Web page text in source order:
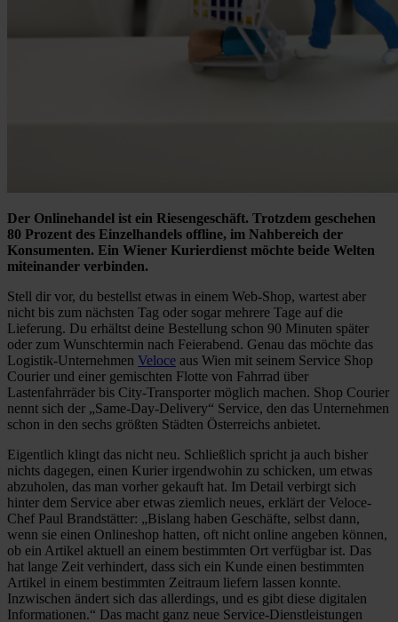
Der Onlinehandel ist ein Riesengeschäft. Trotzdem geschehen
80 Prozent des Einzelhandels offline, im Nahbereich der
Konsumenten. Ein Wiener Kurierdienst möchte beide Welten
miteinander verbinden.
Stell dir vor, du bestellst etwas in einem Web-Shop, wartest aber
nicht bis zum nächsten Tag oder sogar mehrere Tage auf die
Lieferung. Du erhältst deine Bestellung schon 90 Minuten später
oder zum Wunschtermin nach Feierabend. Genau das möchte das
Logistik-Unternehmen Veloce aus Wien mit seinem Service Shop
Courier und einer gemischten Flotte von Fahrrad über
Lastenfahrräder bis City-Transporter möglich machen. Shop Courier
nennt sich der „Same-Day-Delivery“ Service, den das Unternehmen
schon in den sechs größten Städten Österreichs anbietet.
Eigentlich klingt das nicht neu. Schließlich spricht ja auch bisher
nichts dagegen, einen Kurier irgendwohin zu schicken, um etwas
abzuholen, das man vorher gekauft hat. Im Detail verbirgt sich
hinter dem Service aber etwas ziemlich neues, erklärt der Veloce-
Chef Paul Brandstätter: „Bislang haben Geschäfte, selbst dann,
wenn sie einen Onlineshop hatten, oft nicht online angeben können,
ob ein Artikel aktuell an einem bestimmten Ort verfügbar ist. Das
hat lange Zeit verhindert, dass sich ein Kunde einen bestimmten
Artikel in einem bestimmten Zeitraum liefern lassen konnte.
Inzwischen ändert sich das allerdings, und es gibt diese digitalen
Informationen.“ Das macht ganz neue Service-Dienstleistungen